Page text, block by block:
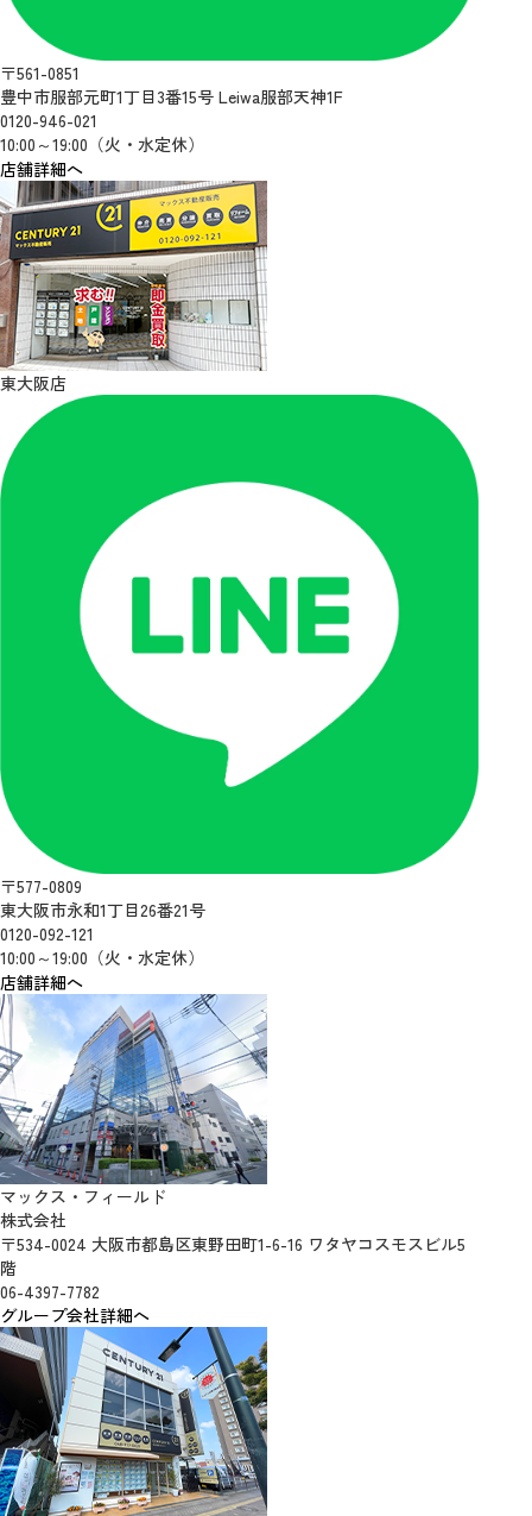
〒561-0851
豊中市服部元町1丁目3番15号 Leiwa服部天神1F
0120-946-021
10:00～19:00（火・水定休）
店舗詳細へ
東大阪店
〒577-0809
東大阪市永和1丁目26番21号
0120-092-121
10:00～19:00（火・水定休）
店舗詳細へ
マックス・フィールド
株式会社
〒534-0024 大阪市都島区東野田町1-6-16 ワタヤコスモスビル5
階
06-4397-7782
グループ会社詳細へ